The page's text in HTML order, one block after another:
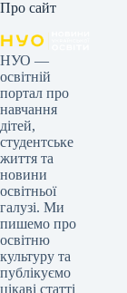
Про сайт
НУО —
освітній
портал про
навчання
дітей,
студентське
життя та
новини
освітньої
галузі. Ми
пишемо про
освітню
культуру та
публікуємо
цікаві статті